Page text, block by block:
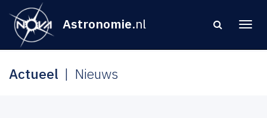
Astronomie.nl
Actueel Nieuws